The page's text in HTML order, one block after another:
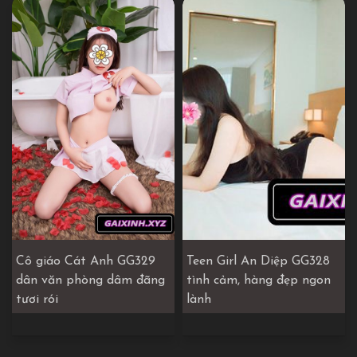
Cô giáo Cát Anh GG329
dân văn phòng dâm đãng
tươi rói
Teen Girl An Diệp GG328
tình cảm, hàng đẹp ngon
lành